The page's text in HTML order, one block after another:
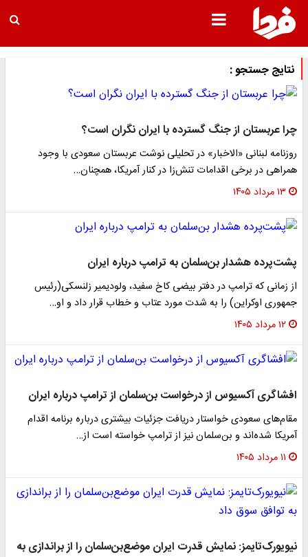
نتایج جستجو :
چرا عربستان از جنگ گسترده با ایران نگران است؟
روزنامه لبنانی «الاخبار» در تحلیلی نوشت عربستان سعودی با وجود
همراهی در برخی اقدامات تنش‌زا در کنار آمریکا، همچنان…
۱۳ مرداد ۱۴۰۵
پشت‌پرده هشدار بن‌سلمان به ترامپ درباره ایران
از زمانی که ترامپ در دفتر بیضی کاخ سفید، ولودیمیر زلنسکی(رئیس
جمهوری اوکراین) را به شدت مورد عتاب و خطاب قرار داد و او…
۱۲ مرداد ۱۴۰۵
افشاگری آکسیوس از درخواست بن‌سلمان از ترامپ درباره ایران
مقام‌های سعودی خواستار دریافت جزئیات بیشتری درباره برنامه اقدام
آمریکا شده‌اند و بن‌سلمان نیز از ترامپ خواسته است از…
۱۱ مرداد ۱۴۰۵
نیویورک‌تایمز: نمایش قدرت ایران موضع‌بن‌سلمان را از براندازی به